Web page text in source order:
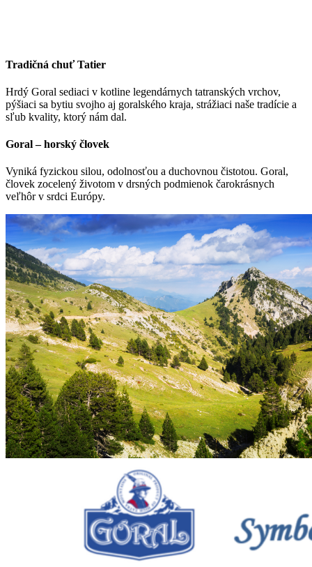
Tradičná chuť Tatier
Hrdý Goral sediaci v kotline legendárnych tatranských vrchov,
pýšiaci sa bytiu svojho aj goralského kraja, strážiaci naše tradície a
sľub kvality, ktorý nám dal.
Goral – horský človek
Vyniká fyzickou silou, odolnosťou a duchovnou čistotou. Goral,
človek zocelený životom v drsných podmienok čarokrásnych
veľhôr v srdci Európy.